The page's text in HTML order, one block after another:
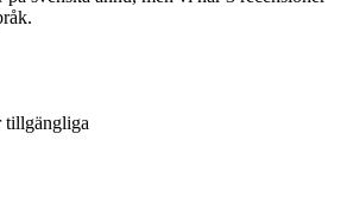
tillgängliga